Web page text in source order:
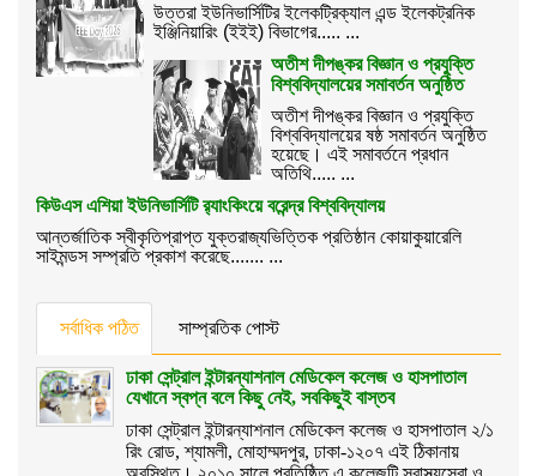
উত্তরা ইউনিভার্সিটির ইলেকট্রিক্যাল এন্ড ইলেকট্রনিক
ইঞ্জিনিয়ারিং (ইইই) বিভাগের..... ...
অতীশ দীপঙ্কর বিজ্ঞান ও প্রযুক্তি
বিশ্ববিদ্যালয়ের সমাবর্তন অনুষ্ঠিত
অতীশ দীপঙ্কর বিজ্ঞান ও প্রযুক্তি
বিশ্ববিদ্যালয়ের ষষ্ঠ সমাবর্তন অনুষ্ঠিত
হয়েছে। এই সমাবর্তনে প্রধান
অতিথি..... ...
কিউএস এশিয়া ইউনিভার্সিটি র‌্যাংকিংয়ে বরেন্দ্র বিশ্ববিদ্যালয়
আন্তর্জাতিক স্বীকৃতিপ্রাপ্ত যুক্তরাজ্যভিত্তিক প্রতিষ্ঠান কোয়াকুয়ারেলি
সাইমন্ডস সম্প্রতি প্রকাশ করেছে....... ...
সর্বাধিক পঠিত সাম্প্রতিক পোস্ট
ঢাকা সেন্ট্রাল ইন্টারন্যাশনাল মেডিকেল কলেজ ও হাসপাতাল
যেখানে স্বপ্ন বলে কিছু নেই, সবকিছুই বাস্তব
ঢাকা সেন্ট্রাল ইন্টারন্যাশনাল মেডিকেল কলেজ ও হাসপাতাল ২/১
রিং রোড, শ্যামলী, মোহাম্মদপুর, ঢাকা-১২০৭ এই ঠিকানায়